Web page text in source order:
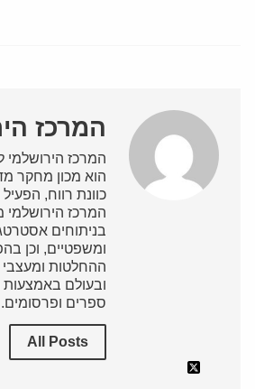
המרכז
המרכז הירושלמי
הוא מכון מחקר
המרכז
בניתוחים
ומשפטיים, וכן
ההחלטות
ובעולם באמצעות
ספרים ופרסומים.
All Posts